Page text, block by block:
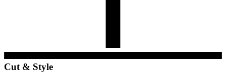
Cut & Style